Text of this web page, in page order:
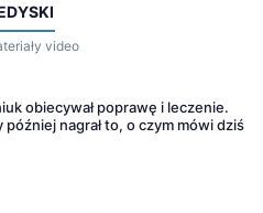
video
obiecywał poprawę i leczenie.
później nagrał to, o czym mówi dziś